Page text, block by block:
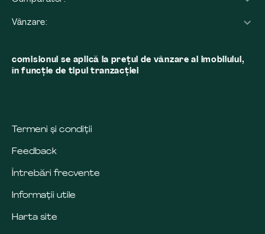
Vânzare:
comisionul se aplică la preţul de vânzare al imobilului,
în funcţie de tipul tranzacţiei
Termeni și condiții
Feedback
Întrebări frecvente
Informații utile
Harta site